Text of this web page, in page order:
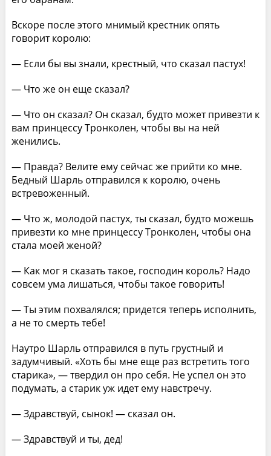
Вскоре после этого мнимый крестник опять
говорит королю:
— Если бы вы знали, крестный, что сказал пастух!
— Что же он еще сказал?
— Что он сказал? Он сказал, будто может привезти к
вам принцессу Тронколен, чтобы вы на ней
женились.
— Правда? Велите ему сейчас же прийти ко мне.
Бедный Шарль отправился к королю, очень
встревоженный.
— Что ж, молодой пастух, ты сказал, будто можешь
привезти ко мне принцессу Тронколен, чтобы она
стала моей женой?
— Как мог я сказать такое, господин король? Надо
совсем ума лишаться, чтобы такое говорить!
— Ты этим похвалялся; придется теперь исполнить,
а не то смерть тебе!
Наутро Шарль отправился в путь грустный и
задумчивый. «Хоть бы мне еще раз встретить того
старика», — твердил он про себя. Не успел он это
подумать, а старик уж идет ему навстречу.
— Здравствуй, сынок! — сказал он.
— Здравствуй и ты, дед!